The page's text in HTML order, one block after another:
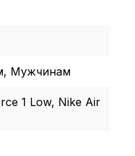
Мужчинам
1 Low, Nike Air